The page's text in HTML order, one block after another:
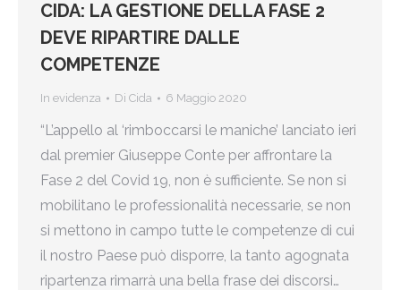
CIDA: LA GESTIONE DELLA FASE 2
DEVE RIPARTIRE DALLE
COMPETENZE
In evidenza Di Cida 6 Maggio 2020
“L’appello al ‘rimboccarsi le maniche’ lanciato ieri
dal premier Giuseppe Conte per affrontare la
Fase 2 del Covid 19, non è sufficiente. Se non si
mobilitano le professionalità necessarie, se non
si mettono in campo tutte le competenze di cui
il nostro Paese può disporre, la tanto agognata
ripartenza rimarrà una bella frase dei discorsi…